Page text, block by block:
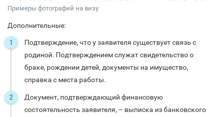
Примеры фотографий на визу
Дополнительные:
Подтверждение, что у заявителя существует связь с
родиной. Подтверждением служат свидетельство о
браке, рождении детей, документы на имущество,
справка с места работы.
Документ, подтверждающий финансовую
состоятельность заявителя, – выписка из банковского